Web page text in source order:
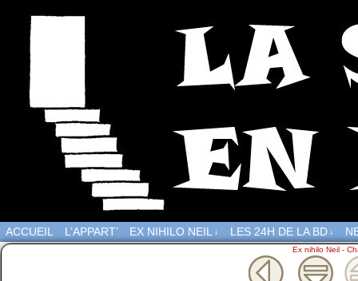
ACCUEIL L’APPART’ EX NIHILO NEIL ↓ LES 24H DE LA BD ↓
Ex nihilo Neil -